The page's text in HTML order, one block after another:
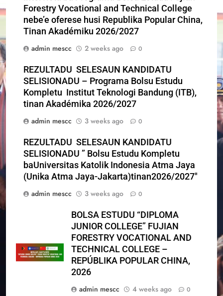
Forestry Vocational and Technical College
nebe’e oferese husi Republika Popular China,
Tinan Akadémiku 2026/2027
admin mescc
2 weeks ago 0
REZULTADU SELESAUN KANDIDATU
SELISIONADU – Programa Bolsu Estudu
Kompletu Institut Teknologi Bandung (ITB),
tinan Akadémika 2026/2027
admin mescc
3 weeks ago 0
REZULTADU SELESAUN KANDIDATU
SELISIONADU ” Bolsu Estudu Kompletu
baUniversitas Katolik Indonesia Atma Jaya
(Unika Atma Jaya-Jakarta)tinan2026/2027″
admin mescc
3 weeks ago 0
BOLSA ESTUDU “DIPLOMA
JUNIOR COLLEGE” FUJIAN
FORESTRY VOCATIONAL AND
TECHNICAL COLLEGE –
REPÚBLIKA POPULAR CHINA,
2026
admin mescc
4 weeks ago 0